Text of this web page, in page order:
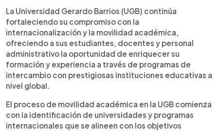
Escuchar artículo
La Universidad Gerardo Barrios (UGB) continúa
fortaleciendo su compromiso con la
internacionalización y la movilidad académica,
ofreciendo a sus estudiantes, docentes y personal
administrativo la oportunidad de enriquecer su
formación y experiencia a través de programas de
intercambio con prestigiosas instituciones educativas a
nivel global.
El proceso de movilidad académica en la UGB comienza
con la identificación de universidades y programas
internacionales que se alineen con los objetivos